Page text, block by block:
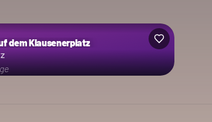
dem Klausenerplatz